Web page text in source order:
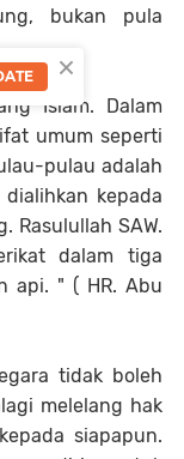
bukan pula
Islam. Dalam
umum seperti
pulau adalah
kepada
Rasulullah SAW.
dalam tiga
api. " ( HR. Abu
tidak boleh
melelang hak
siapapun.
×